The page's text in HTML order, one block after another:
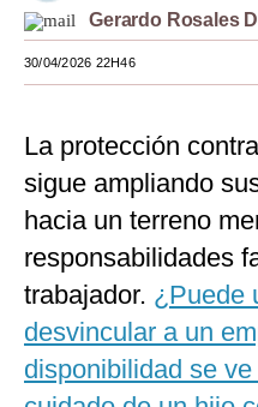
España
Internacional
Club del Suscriptor
Mix
G de Gestión
Gerardo Rosales
30/04/2026 22H46
La protección
sigue ampliando
hacia un terreno
responsabilidades
trabajador. ¿Puede
desvincular a un
disponibilidad se